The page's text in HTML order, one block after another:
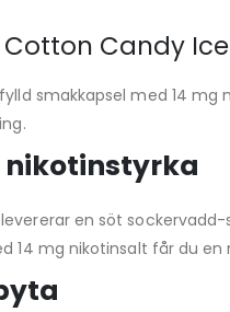
Cotton Candy
smakkapsel med 14
nikotinstyrka
en söt
14 mg nikotinsalt får du